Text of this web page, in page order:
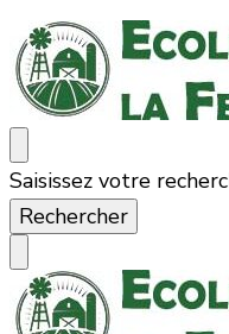
Ecole de la ferme : la
actualités
La nature, la ferme, la
et bio
Vous
recherchiez
quelque
chose ?
Saisissez votre